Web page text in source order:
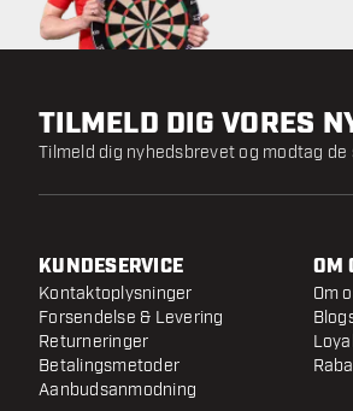
TILMELD DIG VORES
Tilmeld dig nyhedsbrevet og modtag
KUNDESERVICE
Kontaktoplysninger
Forsendelse & Levering
Returneringer
Betalingsmetoder
Aanbudsanmodning
OM
Om